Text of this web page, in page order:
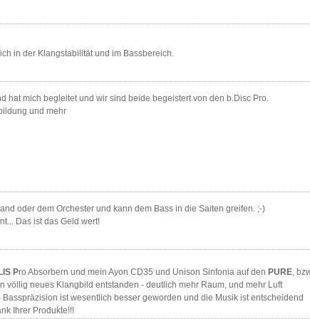
in der Klangstabilität und im Bassbereich.
hat mich begleitet und wir sind beide begeistert von den b.Disc Pro.
und mehr
oder dem Orchester und kann dem Bass in die Saiten greifen. ;-)
Das ist das Geld wert!
Pro Absorbern und mein Ayon CD35 und Unison Sinfonia auf den PURE,
völlig neues Klangbild entstanden - deutlich mehr Raum, und mehr Luft
ist wesentlich besser geworden und die Musik ist entscheidend
Ihrer Produkte!!!